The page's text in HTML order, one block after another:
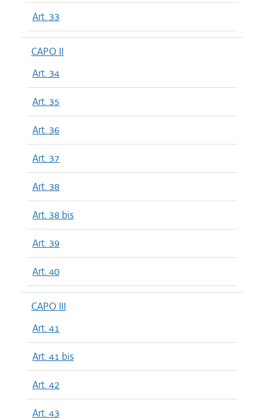
Art. 33
CAPO II
Art. 34
Art. 35
Art. 36
Art. 37
Art. 38
Art. 38 bis
Art. 39
Art. 40
CAPO III
Art. 41
Art. 41 bis
Art. 42
Art. 43